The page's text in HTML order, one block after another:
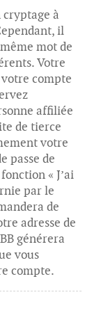
cryptage à
il
mot de
Votre
votre compte
affiliée
de tierce
votre
passe de
« J’ai
par le
de
adresse de
générera
vous
compte.